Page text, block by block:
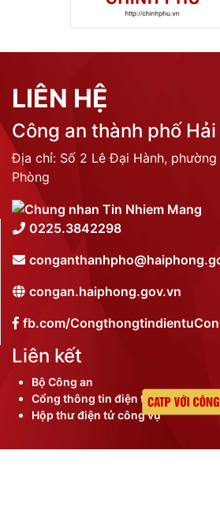
LIÊN HỆ
Công an thành phố Hải
Địa chỉ: Số 2 Lê Đại Hành,
Phòng
0225.3842298
congan.haiphong.gov.vn
fb.com/
Liên kết
Bộ Công an
Cổng thông tin điện tử thành phố
Hộp thư điện tử công vụ